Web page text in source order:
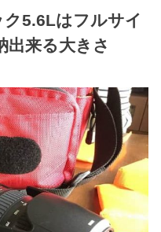
5.6Lはフルサイ
出来る大きさ